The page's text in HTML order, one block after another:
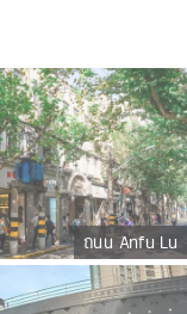
ถนน Anfu Lu